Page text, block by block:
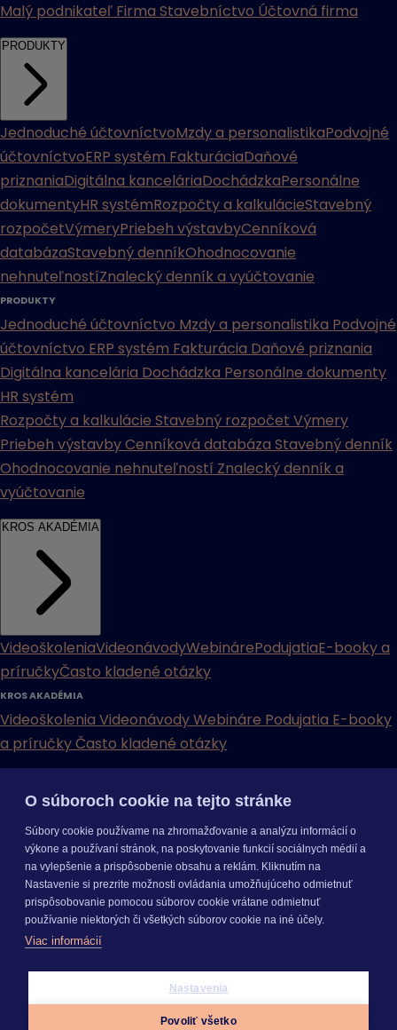
Malý podnikateľ Firma Stavebníctvo Účtovná firma
PRODUKTY
Jednoduché účtovníctvoMzdy a personalistikaPodvojné
účtovníctvoERP systém FakturáciaDaňové
priznaniaDigitálna kanceláriaDochádzkaPersonálne
dokumentyHR systémRozpočty a kalkulácieStavebný
rozpočetVýmeryPriebeh výstavbyCenníková
databázaStavebný denníkOhodnocovanie
nehnuteľnostíZnalecký denník a vyúčtovanie
PRODUKTY
Jednoduché účtovníctvo Mzdy a personalistika Podvojné
účtovníctvo ERP systém Fakturácia Daňové priznania
Digitálna kancelária Dochádzka Personálne dokumenty
HR systém
Rozpočty a kalkulácie Stavebný rozpočet Výmery
Priebeh výstavbyCenníková databáza Stavebný denník
Ohodnocovanie nehnuteľností Znalecký denník a
vyúčtovanie
KROS AKADÉMIA
VideoškoleniaVideonávodyWebinárePodujatiaE-booky a
príručkyČasto kladené otázky
KROS AKADÉMIA
Videoškolenia VideonávodyWebináre Podujatia E-booky
a príručkyČasto kladené otázky
Cenníky Odporučte nás Právne dokumenty
Odporúčaná
konfiguráciaAktualizácia verziíMobilné aplikácie
CenníkyOdporučte násPrávne dokumentyOdporúčaná
konfiguráciaAktualizácia verziíMobilné aplikácie
Odoberajte
O násKariéraPre média Nastavenie cookies
Copyright © 2026 KROS a. s.
O súboroch cookie na tejto stránke
Súbory cookie používame na zhromažďovanie a analýzu informácií o
výkone a používaní stránok, na poskytovanie funkcií sociálnych médií a
na vylepšenie a prispôsobenie obsahu a reklám. Kliknutím na
Nastavenie si prezrite možnosti ovládania umožňujúceho odmietnuť
prispôsobovanie pomocou súborov cookie vrátane odmietnuť
používanie niektorých či všetkých súborov cookie na iné účely.
Viac informácií
Nastavenia
Povoliť všetko